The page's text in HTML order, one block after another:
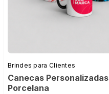
Brindes para Clientes
Canecas Personalizadas
Porcelana